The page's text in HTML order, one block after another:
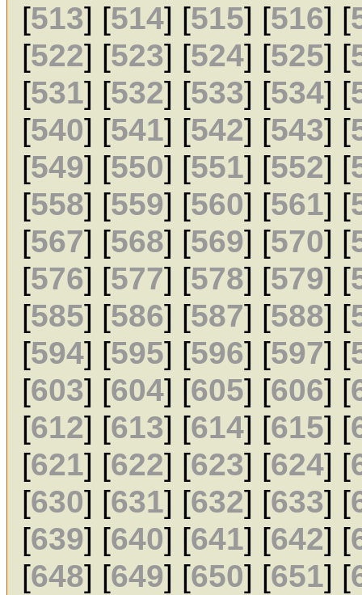
[513] [514] [515] [516] [
[522] [523] [524] [525] [
[531] [532] [533] [534] [
[540] [541] [542] [543] [
[549] [550] [551] [552] [
[558] [559] [560] [561] [
[567] [568] [569] [570] [
[576] [577] [578] [579] [
[585] [586] [587] [588] [
[594] [595] [596] [597] [
[603] [604] [605] [606] [
[612] [613] [614] [615] [
[621] [622] [623] [624] [
[630] [631] [632] [633] [
[639] [640] [641] [642] [
[648] [649] [650] [651] [